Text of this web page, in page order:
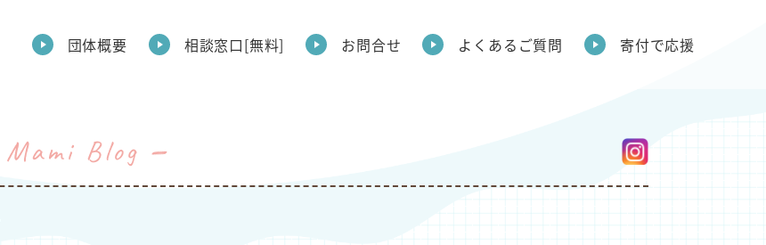
団体概要 相談窓口[無料] お問合せ よくあるご質問 寄付で応援
Mami Blog